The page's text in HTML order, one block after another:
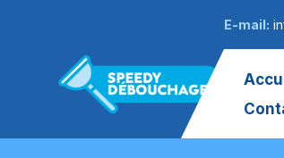
E-mail: